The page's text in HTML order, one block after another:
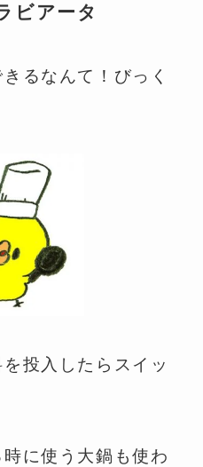
ビアータ
るなんて！びっく
投入 したらスイッ
に使う大鍋も使わ